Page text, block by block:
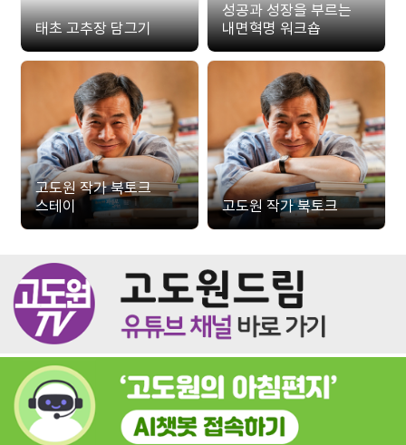
태초 고추장 담그기
성공과 성장을 부르는
내면혁명 워크숍
고도원 작가 북토크
스테이
고도원 작가 북토크